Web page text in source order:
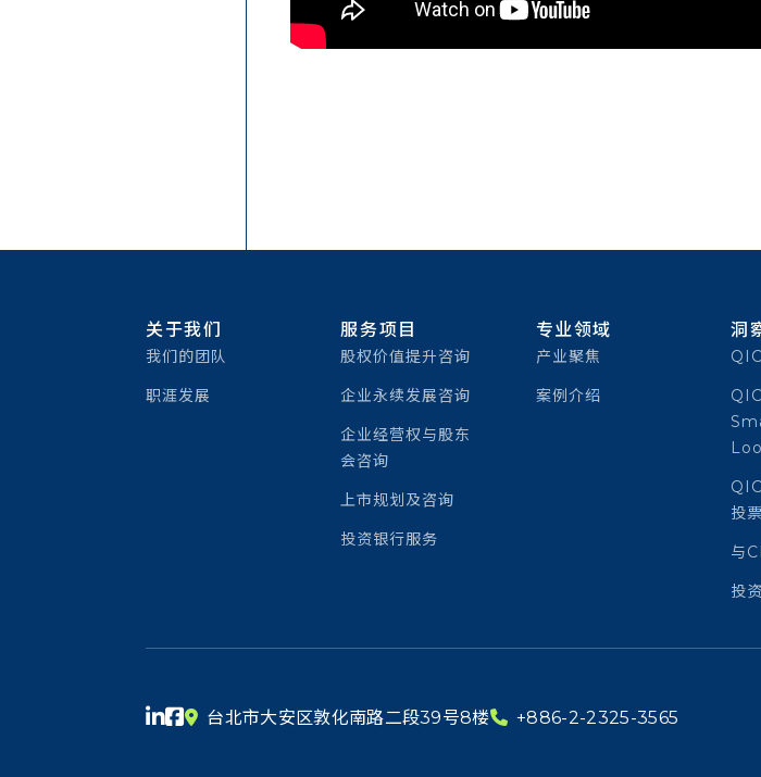
台北市大安区敦化南路二段39号8楼 +886-2-2325-3565
关于我们
我们的团队
职涯发展
服务项目
股权价值提升咨询
企业永续发展咨询
企业经营权与股东
会咨询
上市规划及咨询
投资银行服务
专业领域
产业聚焦
案例介绍
洞
投
与
投